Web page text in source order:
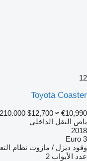
12
Toyota Coaster
$12,700 ≈ €10,990
باص النقل الداخلي
2018
Euro 3
وقود ديزل / مازوت نظام
عدد الأبواب 2